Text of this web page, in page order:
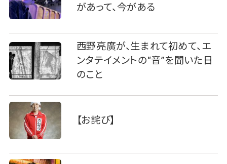
があって、今がある
西野亮廣が、生まれて初めて、エ
ンタテイメントの“音”を聞いた日
のこと
【お詫び】